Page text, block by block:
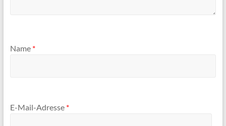
Name *
E-Mail-Adresse *